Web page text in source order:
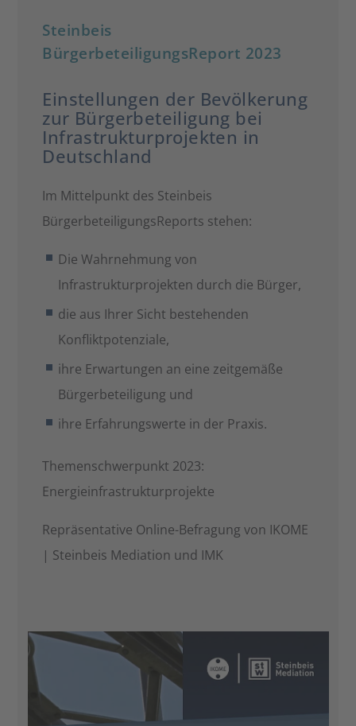
Steinbeis
BürgerbeteiligungsReport 2023
Einstellungen der Bevölkerung
zur Bürgerbeteiligung bei
Infrastrukturprojekten in
Deutschland
Im Mittelpunkt des Steinbeis
BürgerbeteiligungsReports stehen:
Die Wahrnehmung von
Infrastrukturprojekten durch die Bürger,
die aus Ihrer Sicht bestehenden
Konfliktpotenziale,
ihre Erwartungen an eine zeitgemäße
Bürgerbeteiligung und
ihre Erfahrungswerte in der Praxis.
Themenschwerpunkt 2023:
Energieinfrastrukturprojekte
Repräsentative Online-Befragung von IKOME
| Steinbeis Mediation und IMK